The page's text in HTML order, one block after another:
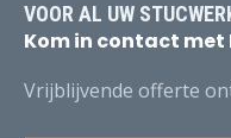
VOOR AL UW
Kom in contact
Vrijblijvende offerte